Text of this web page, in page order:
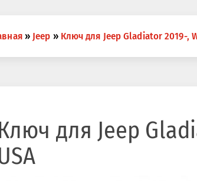
» Jeep » Ключ для Jeep Gladiator 2019-,
для Jeep